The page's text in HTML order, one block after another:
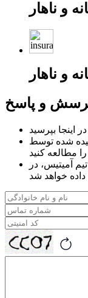
و ناهار
و ناهار
و پاسخ
شده توسط
آمیتیس، در